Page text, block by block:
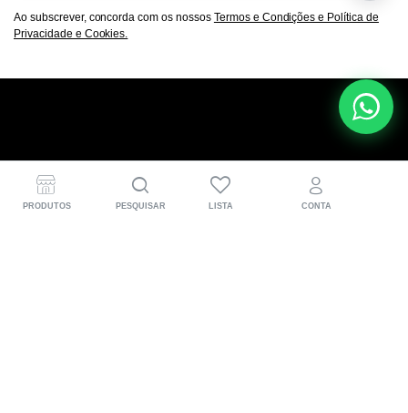
Ao subscrever, concorda com os nossos Termos e Condições e Política de
Privacidade e Cookies.
para quem vive a moto a sério. Desenvolvemos peças
CNC em Portugal, pensadas para mais performance,
PRODUTOS PESQUISAR LISTA CONTA